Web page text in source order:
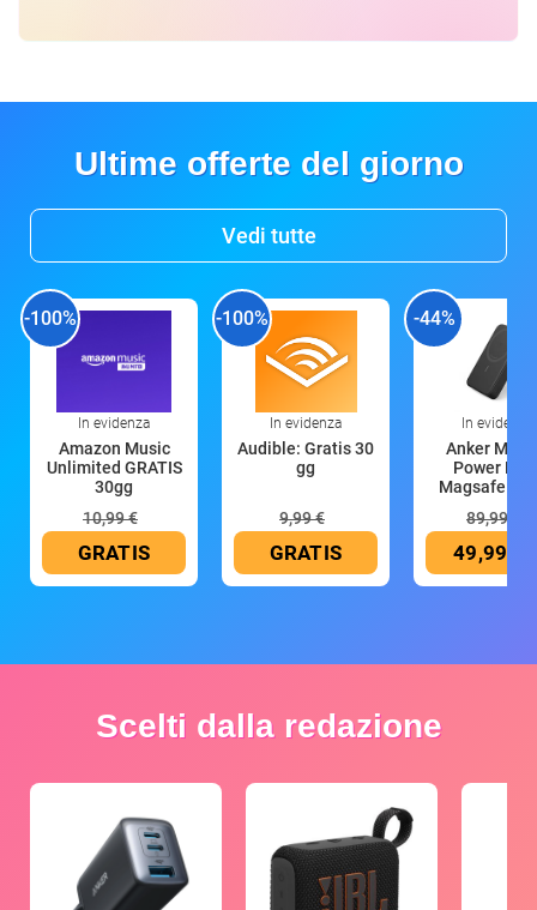
Ultime offerte del giorno
Vedi tutte
-100%
In evidenza
Amazon Music
Unlimited GRATIS
30gg
10,99 €
GRATIS
-100%
In evidenza
Audible: Gratis 30
gg
9,99 €
GRATIS
-44%
In evidenza
Anker
Power
Magsafe
89,99 €
49,99 €
Scelti dalla redazione